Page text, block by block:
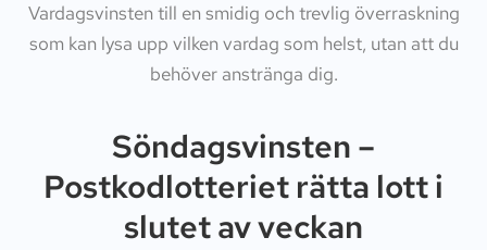
Vardagsvinsten till en smidig och trevlig överraskning
som kan lysa upp vilken vardag som helst, utan att du
behöver anstränga dig.
Söndagsvinsten –
Postkodlotteriet rätta lott i
slutet av veckan